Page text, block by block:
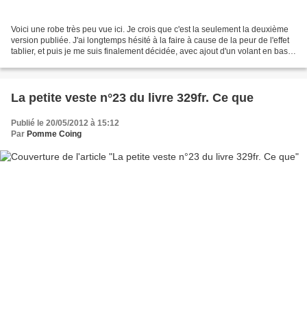
Voici une robe très peu vue ici. Je crois que c'est la seulement la deuxième
version publiée. J'ai longtemps hésité à la faire à cause de la peur de l'effet
tablier, et puis je me suis finalement décidée, avec ajout d'un volant en bas.
La petite veste n°23 du livre 329fr. Ce que
Publié le 20/05/2012 à 15:12
Par Pomme Coing